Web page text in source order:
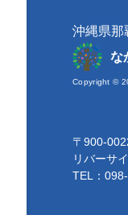
沖縄県那
な
Copyright ©
〒900-
リバーサ
TEL：